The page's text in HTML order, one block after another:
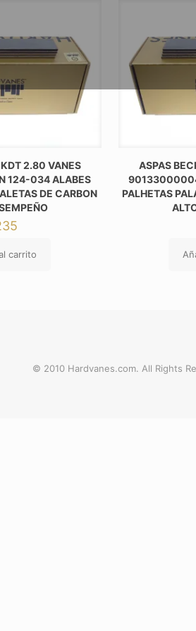
2.80 VANES
124-034 ALABES
DE CARBON
carrito
ASPAS
PALHETAS
© 2010 Hardvanes.com. All Rights